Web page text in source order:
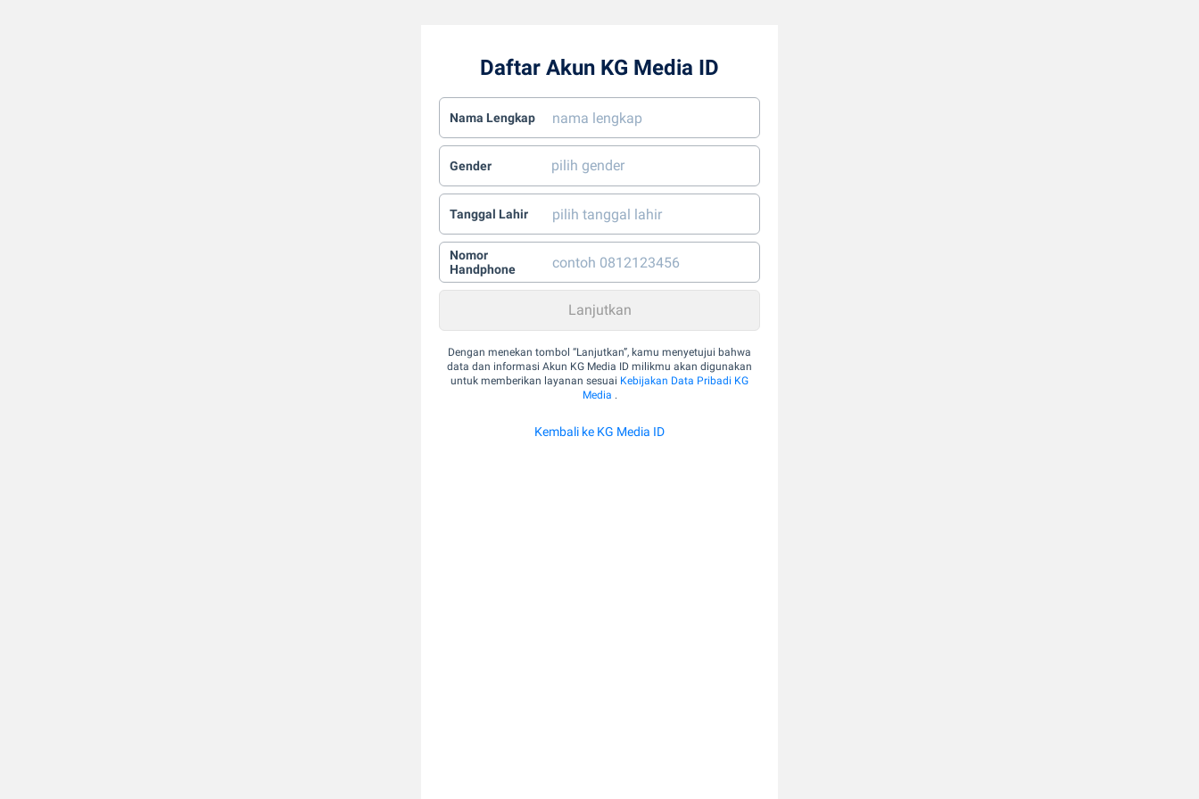
Daftar Akun KG Media ID
Nama Lengkap
Gender
Tanggal Lahir
Nomor
Handphone
Dengan menekan tombol “Lanjutkan”, kamu menyetujui bahwa
data dan informasi Akun KG Media ID milikmu akan digunakan
untuk memberikan layanan sesuai Kebijakan Data Pribadi KG
Media .
Kembali ke KG Media ID